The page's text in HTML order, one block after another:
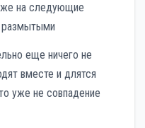
на следующие
размытыми
еще ничего не
вместе и длятся
уже не совпадение